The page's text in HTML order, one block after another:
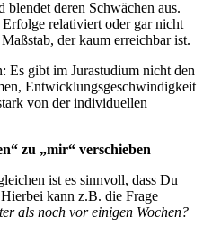
blendet deren Schwächen aus.
relativiert oder gar nicht
der kaum erreichbar ist.
Es gibt im Jurastudium nicht den
Entwicklungsgeschwindigkeit
von der individuellen
zu „mir“ verschieben
ist es sinnvoll, dass Du
kann z.B. die Frage
als noch vor einigen Wochen?